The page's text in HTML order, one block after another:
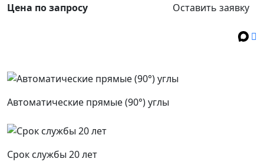
Цена по запросу Оставить заявку
Автоматические прямые (90°) углы
Срок службы 20 лет